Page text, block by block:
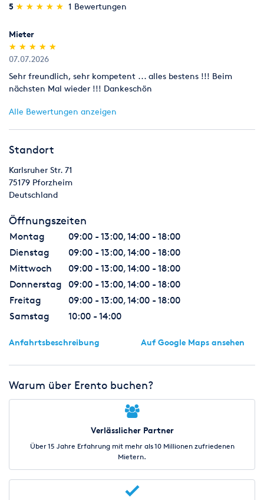
Wochenende
Fr. 12 Uhr bis Mo. 10 Uhr
200 km - 200,00 EUR
300 km - 230,00 EUR
1000 km - 320,00 EUR
alle Preise exkl. Kraftstoff
Wichtige Informationen:
DieKautionfür dieses Fahrzeug beträgt
(Bar/vorab bzw. Echtzeit-Überweisen/PayPal)
Abholung/Übergabe zu hinterlegen. Sofern während der
Mietdauer keine Schäden am Fahrzeug verursacht wurden,
wird Ihnen die Kaution bei der Rückgabe des Fahrzeugs in
voller Höhe zurück erstattet.
Alle unsere Fahrzeuge sind Vollkasko versichert mit einer
Selbstbeteiligung in Höhe von
Kilometer berechnet.
für die
Ihres Mietwagens sind abhängig von der für uns zu fahrenden
Strecke. Teilen Sie uns bei Ihrer Kontaktaufnahme einfach mit,
ob Sie das Fahrzeug geliefert und wieder abgeholt haben
möchten und die jeweilige Adresse hierfür.
5 (*)
★
★
(*) ★
★
(*) ★
★
(*) ★
★
(*) ★
★ 1 Bewertungen
Mieter
(*)
★
★
(*) ★
★
(*) ★
★
(*) ★
★
(*) ★
★
07.07.2026
Sehr freundlich, sehr kompetent ... alles bestens !!! Beim
nächsten Mal wieder !!! Dankeschön
Alle Bewertungen anzeigen
Standort
Karlsruher Str. 71
75179 Pforzheim
Deutschland
Öffnungszeiten
Montag
09:00 - 13:00, 14:00 - 18:00
Dienstag
09:00 - 13:00, 14:00 - 18:00
Mittwoch
09:00 - 13:00, 14:00 - 18:00
Donnerstag
09:00 - 13:00, 14:00 - 18:00
Freitag
09:00 - 13:00, 14:00 - 18:00
Samstag
10:00 - 14:00
Anfahrtsbeschreibung Auf Google Maps ansehen
Warum über Erento buchen?
Verlässlicher Partner
Über 15 Jahre Erfahrung mit mehr als 10 Millionen zufriedenen
Mietern.